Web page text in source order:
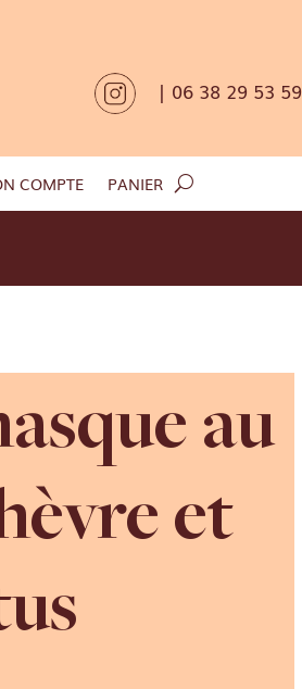
| 06 38 29 53 59
COMPTE PANIER
au
et